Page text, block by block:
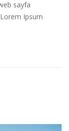
sayfa
Ipsum